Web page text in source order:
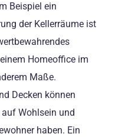
Beispiel ein
der Kellerräume ist
Homeoffice im
Maße.
Decken können
Wohlsein und
haben. Ein